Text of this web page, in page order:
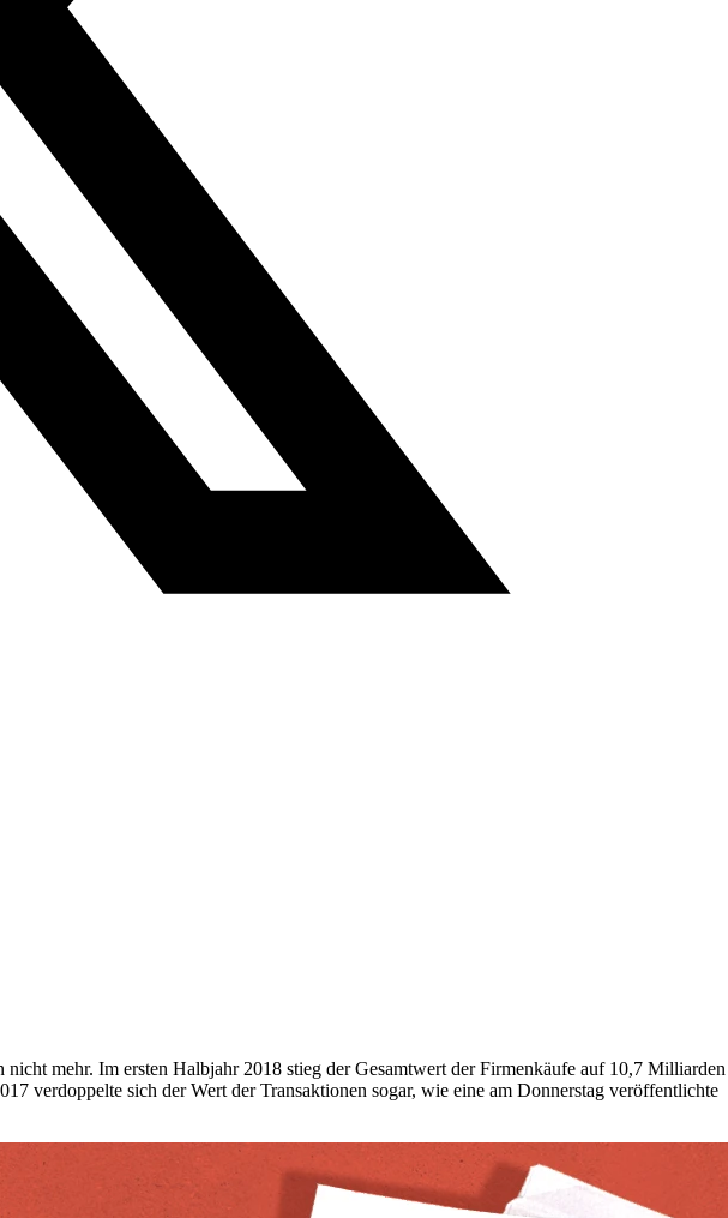
mehr. Im ersten Halbjahr 2018 stieg der Gesamtwert der Firmenkäufe auf 10,7 Milliarden
verdoppelte sich der Wert der Transaktionen sogar, wie eine am Donnerstag veröffentlichte